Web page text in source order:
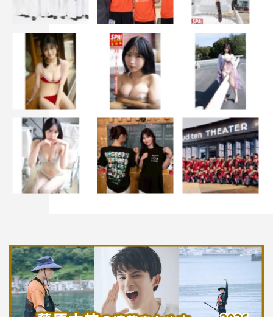
第一班として、宙と寮の同室になったのは、自衛隊の音楽
隊に憧れており、宙とは採用試験のときに出会った馬場良
成（佐野勇斗）、ガンマニアの丸山栄一（時任勇気）、暗
い過去を持つ武藤一哉（一ノ瀬颯）、元芸人だという渡辺
淳史（坂口涼太郎）、小説家志望の小倉靖男（池田永
吉）、父とふたりの兄も自衛官という最年少の西健太（藤
岡真威人）。そしてもうひとり、宙が警察沙汰になった際
のケンカ相手だった荒井竜次（佐藤寛太）もいて…。
番組情報
『テッパチ！』
後11時09分）
出演者：町田啓太、佐野勇斗、白石麻衣／北村一輝
佐藤寛太、時任勇気、一ノ瀬 颯、坂口涼太郎、池田永
吉、藤岡真威人（第1部）